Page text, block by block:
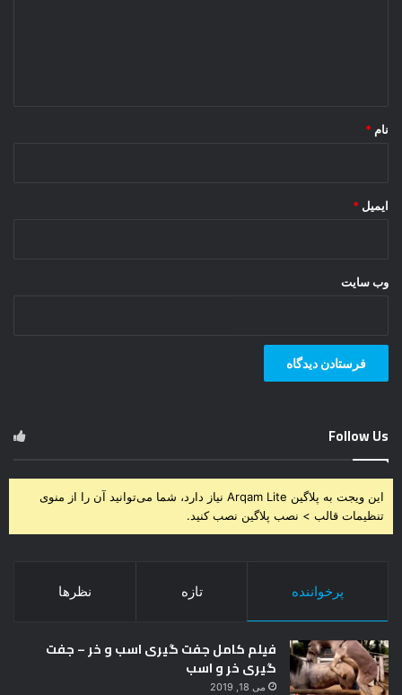
نام *
ایمیل *
وب‌ سایت
Follow Us
این ویجت به پلاگین Arqam Lite نیاز دارد، شما می‌توانید آن را از منوی
تنظیمات قالب > نصب پلاگین نصب کنید.
پرخواننده تازه نظرها
فیلم کامل جفت گیری اسب و خر – جفت
گیری خر و اسب
می 18, 2019